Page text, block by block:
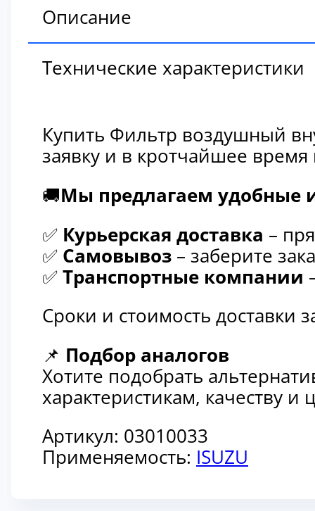
Описание
Технические характеристики
Купить Фильтр воздушный
заявку и в кротчайшее
🚚Мы предлагаем удобные
✅ Курьерская доставка –
✅ Самовывоз – заберите
✅ Транспортные компании
Сроки и стоимость доставки
📌 Подбор аналогов
Хотите подобрать
характеристикам, качеству
Артикул: 03010033
Применяемость: ISUZU